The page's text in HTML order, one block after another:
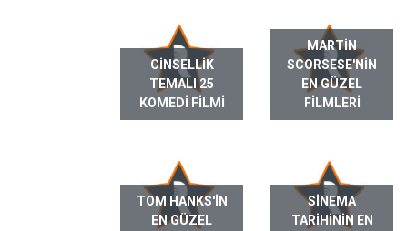
CINSELLIK
TEMALI 25
KOMEDI FILMI
MARTIN
SCORSESE'NIN
EN GÜZEL
FILMLERI
TOM HANKS'IN
EN GÜZEL
SINEMA
TARIHININ EN